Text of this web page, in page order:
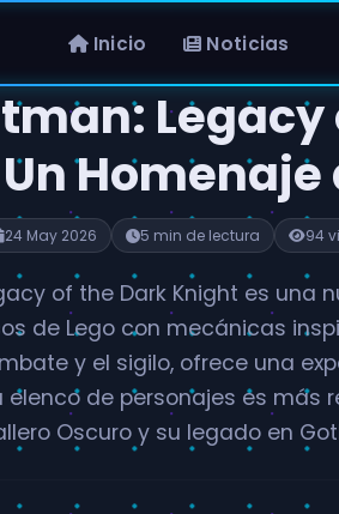
Inicio Noticias
Homenaje
24 May 2026 5 min de lectura 94
of the Dark Knight es una
de Lego con mecánicas
y el sigilo, ofrece una
elenco de personajes es más
Oscuro y su legado en